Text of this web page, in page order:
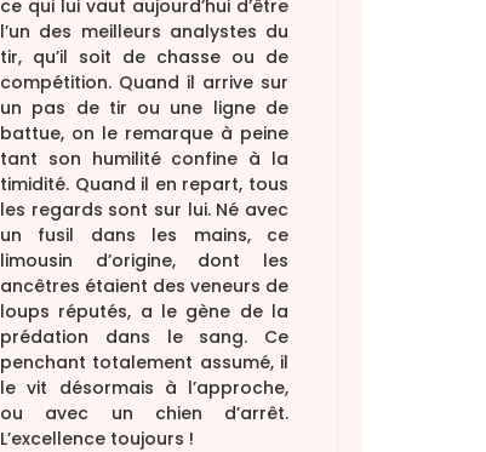
ce qui lui vaut aujourd’hui d’être
l’un des meilleurs analystes du
tir, qu’il soit de chasse ou de
compétition. Quand il arrive sur
un pas de tir ou une ligne de
battue, on le remarque à peine
tant son humilité confine à la
timidité. Quand il en repart, tous
les regards sont sur lui. Né avec
un fusil dans les mains, ce
limousin d’origine, dont les
ancêtres étaient des veneurs de
loups réputés, a le gène de la
prédation dans le sang. Ce
penchant totalement assumé, il
le vit désormais à l’approche,
ou avec un chien d’arrêt.
L’excellence toujours !